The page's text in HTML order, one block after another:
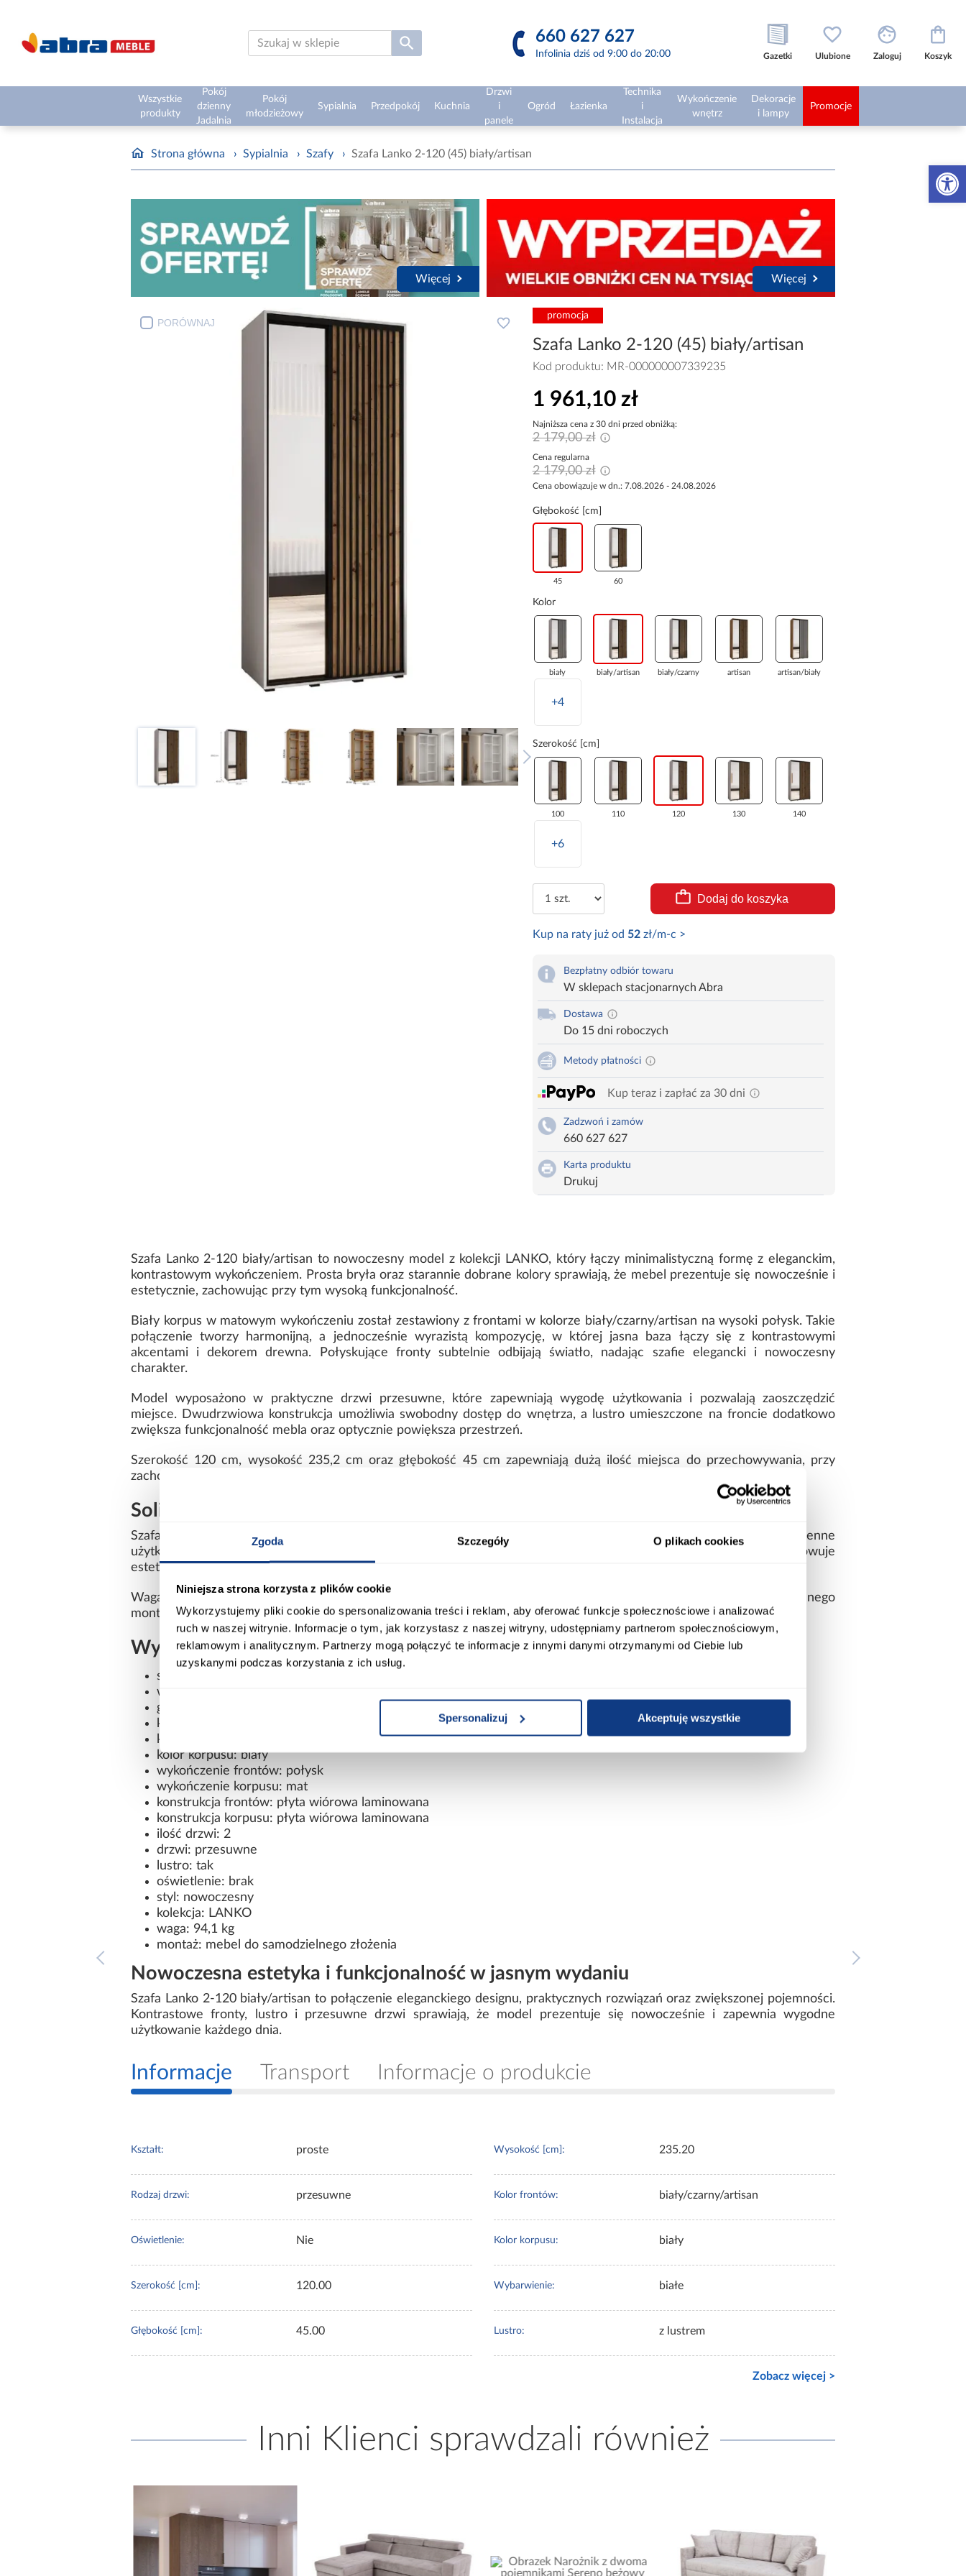
Zgoda Szczegóły O plikach cookies
Niniejsza strona korzysta z plików cookie
Wykorzystujemy pliki cookie do spersonalizowania treści i reklam, aby oferować funkcje społecznościowe i analizować
ruch w naszej witrynie. Informacje o tym, jak korzystasz z naszej witryny, udostępniamy partnerom społecznościowym,
reklamowym i analitycznym. Partnerzy mogą połączyć te informacje z innymi danymi otrzymanymi od Ciebie lub
uzyskanymi podczas korzystania z ich usług.
Spersonalizuj Akceptuję wszystkie
Otwórz
660 627 627
Infolinia dziś od 9:00 do 20:00 Gazetki Ulubione Zaloguj Koszyk
Wszystkie
produkty
Pokój
dzienny
Jadalnia
Pokój
młodzieżowy
Sypialnia Przedpokój Kuchnia
Drzwi
i
panele
Ogród Łazienka
Technika
i
Instalacja
Wykończenie
wnętrz
Dekoracje
i lampy
Promocje
Strona główna › Sypialnia › Szafy › Szafa Lanko 2-120 (45) biały/artisan
Więcej Więcej
PORÓWNAJ
promocja
Szafa Lanko 2-120 (45) biały/artisan
Kod produktu: MR-000000007339235
1 961,10 zł
Najniższa cena z 30 dni przed obniżką:
2 179,00 zł
Cena regularna
2 179,00 zł
Cena obowiązuje w dn.: 7.08.2026 - 24.08.2026
Głębokość [cm]
45 60
Kolor
biały biały/artisan biały/czarny artisan artisan/biały
+4
Szerokość [cm]
100 110 120 130 140
+6
Dodaj do koszyka
Kup na raty już od 52zł/m-c >
Bezpłatny odbiór towaru
W sklepach stacjonarnych Abra
Dostawa
Do 15 dni roboczych
Metody płatności
Kup teraz i zapłać za 30 dni
Zadzwoń i zamów
660 627 627
Karta produktu
Drukuj
Szafa Lanko 2-120 biały/artisan to nowoczesny model z kolekcji LANKO, który łączy minimalistyczną formę z eleganckim,
kontrastowym wykończeniem. Prosta bryła oraz starannie dobrane kolory sprawiają, że mebel prezentuje się nowocześnie i
estetycznie, zachowując przy tym wysoką funkcjonalność.
Biały korpus w matowym wykończeniu został zestawiony z frontami w kolorze biały/czarny/artisan na wysoki połysk. Takie
połączenie tworzy harmonijną, a jednocześnie wyrazistą kompozycję, w której jasna baza łączy się z kontrastowymi
akcentami i dekorem drewna. Połyskujące fronty subtelnie odbijają światło, nadając szafie elegancki i nowoczesny
charakter.
Model wyposażono w praktyczne drzwi przesuwne, które zapewniają wygodę użytkowania i pozwalają zaoszczędzić
miejsce. Dwudrzwiowa konstrukcja umożliwia swobodny dostęp do wnętrza, a lustro umieszczone na froncie dodatkowo
zwiększa funkcjonalność mebla oraz optycznie powiększa przestrzeń.
Szerokość 120 cm, wysokość 235,2 cm oraz głębokość 45 cm zapewniają dużą ilość miejsca do przechowywania, przy
zachowaniu smukłej i nowoczesnej formy.
Solidna konstrukcja i trwałe wykonanie
Szafa została wykonana z laminowanej płyty wiórowej, co gwarantuje trwałość, stabilność oraz odporność na codzienne
użytkowanie. Gładkie powierzchnie są łatwe w utrzymaniu czystości, dzięki czemu mebel przez długi czas zachowuje
estetyczny wygląd.
Waga 94,1 kg potwierdza solidne wykonanie oraz stabilność konstrukcji. Model przeznaczony jest do samodzielnego
montażu.
Wymiary i dane techniczne
szerokość: 120 cm
wysokość: 235,2 cm
głębokość: 45 cm
kształt: prosty
kolor frontów: biały/czarny/artisan
kolor korpusu: biały
wykończenie frontów: połysk
wykończenie korpusu: mat
konstrukcja frontów: płyta wiórowa laminowana
konstrukcja korpusu: płyta wiórowa laminowana
ilość drzwi: 2
drzwi: przesuwne
lustro: tak
oświetlenie: brak
styl: nowoczesny
kolekcja: LANKO
waga: 94,1 kg
montaż: mebel do samodzielnego złożenia
Nowoczesna estetyka i funkcjonalność w jasnym wydaniu
Szafa Lanko 2-120 biały/artisan to połączenie eleganckiego designu, praktycznych rozwiązań oraz zwiększonej pojemności.
Kontrastowe fronty, lustro i przesuwne drzwi sprawiają, że model prezentuje się nowocześnie i zapewnia wygodne
użytkowanie każdego dnia.
Informacje Transport Informacje o produkcie
Kształt: proste
Rodzaj drzwi: przesuwne
Oświetlenie: Nie
Szerokość [cm]: 120.00
Głębokość [cm]: 45.00
Wysokość [cm]: 235.20
Kolor frontów: biały/czarny/artisan
Kolor korpusu: biały
Wybarwienie: białe
Lustro: z lustrem
Zobacz więcej >
Inni Klienci sprawdzali również